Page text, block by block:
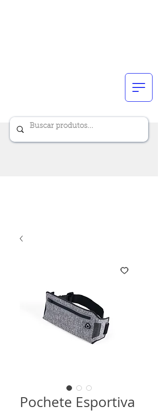
Pochete Esportiva